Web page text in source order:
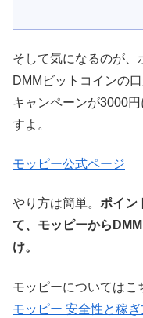
そして気になるのが、
DMMビットコインの
キャンペーンが3000
すよ。
モッピー公式ページ
やり方は簡単。 ポイン
て、モッピーから
け。
モッピーについてはこ
モッピー 安全性と稼